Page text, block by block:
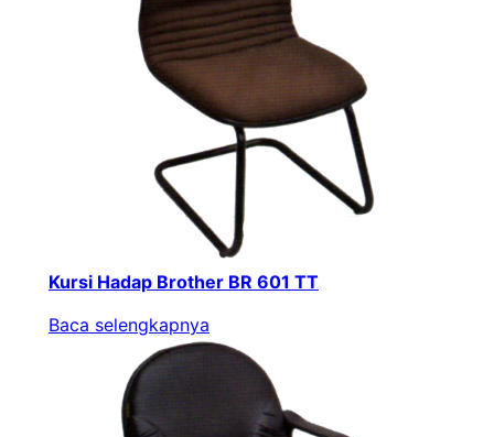
Kursi Hadap Brother BR 601 TT
Baca selengkapnya